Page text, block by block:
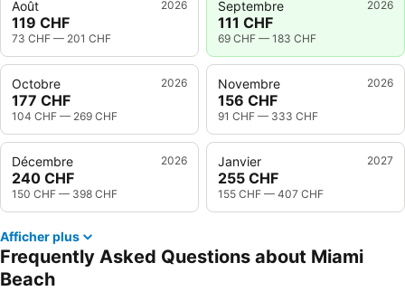
Août 2026
119 CHF
73 CHF — 201 CHF
Septembre 2026
111 CHF
69 CHF — 183 CHF
Octobre 2026
177 CHF
104 CHF — 269 CHF
Novembre 2026
156 CHF
91 CHF — 333 CHF
Décembre 2026
240 CHF
150 CHF — 398 CHF
Janvier 2027
255 CHF
155 CHF — 407 CHF
Afficher plus
Frequently Asked Questions about Miami
Beach